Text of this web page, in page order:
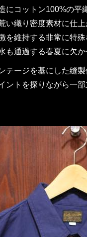
にコットン100%の
い織り密度素材に仕
を維持する非常に特殊
も通過する春夏に欠
テージを基にした縫
ントを探りながら一